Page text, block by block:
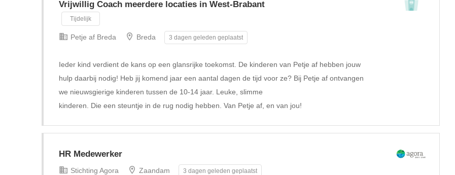
Vrijwillig Coach meerdere locaties in West-Brabant
Tijdelijk
Petje af Breda Breda 3 dagen geleden geplaatst
Ieder kind verdient de kans op een glansrijke toekomst. De kinderen van Petje af hebben jouw
hulp daarbij nodig! Heb jij komend jaar een aantal dagen de tijd voor ze? Bij Petje af ontvangen
we nieuwsgierige kinderen tussen de 10-14 jaar. Leuke, slimme
kinderen. Die een steuntje in de rug nodig hebben. Van Petje af, en van jou!
HR Medewerker
Stichting Agora Zaandam 3 dagen geleden geplaatst